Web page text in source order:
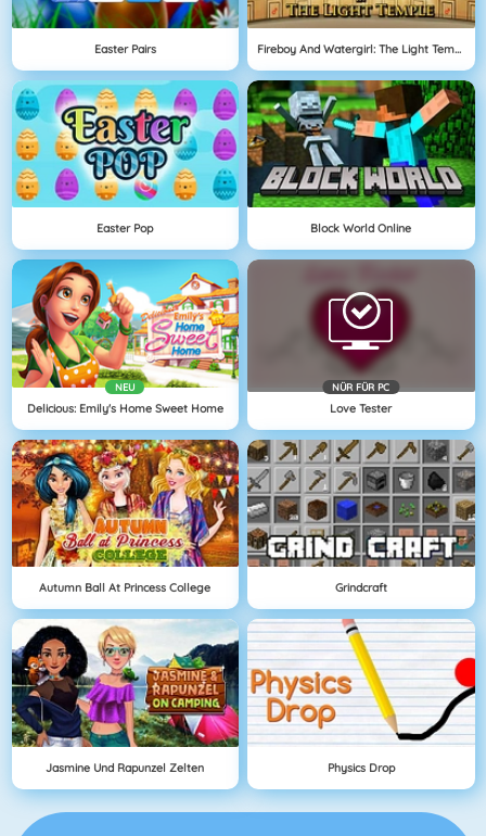
Easter Pairs Fireboy And Watergirl: The Light Temple
Easter Pop Block World Online
NEU
Delicious: Emily's Home Sweet Home
NÜR FÜR PC
Love Tester
Autumn Ball At Princess College Grindcraft
Jasmine Und Rapunzel Zelten Physics Drop